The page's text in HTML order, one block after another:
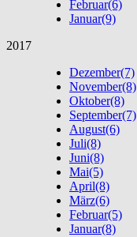
Februar(6)
Januar(9)
2017
Dezember(7)
November(8)
Oktober(8)
September(7)
August(6)
Juli(8)
Juni(8)
Mai(5)
April(8)
März(6)
Februar(5)
Januar(8)